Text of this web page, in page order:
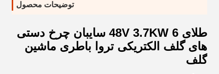
توضیحات محصول
طلای 48V 3.7KW 6 سایبان چرخ دستی
های گلف الکتریکی تروا باطری ماشین
گلف